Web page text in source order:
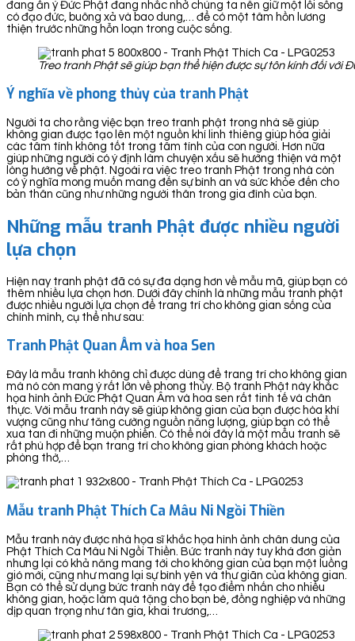
đang ẩn ý Đức Phật đang nhắc nhở chúng ta nên giữ một lối sống
có đạo đức, buông xả và bao dung,… để có một tâm hồn lương
thiện trước những hỗn loạn trong cuộc sống.
Treo tranh Phật sẽ giúp bạn thể hiện được sự tôn kính đối với
Ý nghĩa về phong thủy của tranh Phật
Người ta cho rằng việc bạn treo tranh phật trong nhà sẽ giúp
không gian được tạo lên một nguồn khí linh thiêng giúp hóa giải
các tâm tính không tốt trong tâm tính của con người. Hơn nữa
giúp những người có ý định làm chuyện xấu sẽ hướng thiện và một
lòng hướng về phật. Ngoài ra việc treo tranh Phật trong nhà còn
có ý nghĩa mong muốn mang đến sự bình an và sức khỏe đến cho
bản thân cũng như những người thân trong gia đình của bạn.
Những mẫu tranh Phật được nhiều người
lựa chọn
Hiện nay tranh phật đã có sự đa dạng hơn về mẫu mã, giúp bạn có
thêm nhiều lựa chọn hơn. Dưới đây chính là những mẫu tranh phật
được nhiều người lựa chọn để trang trí cho không gian sống của
chính mình, cụ thể như sau:
Tranh Phật Quan Âm và hoa Sen
Đây là mẫu tranh không chỉ được dùng để trang trí cho không gian
mà nó còn mang ý rất lớn về phong thủy. Bộ tranh Phật này khắc
họa hình ảnh Đức Phật Quan Âm và hoa sen rất tinh tế và chân
thực. Với mẫu tranh này sẽ giúp không gian của bạn được hòa khí
vượng cũng như tăng cường nguồn năng lượng, giúp bạn có thể
xua tan đi những muộn phiền. Có thể nói đây là một mẫu tranh sẽ
rất phù hợp để bạn trang trí cho không gian phòng khách hoặc
phòng thờ,…
Mẫu tranh Phật Thích Ca Mâu Ni Ngồi Thiền
Mẫu tranh này được nhà họa sĩ khắc họa hình ảnh chân dung của
Phật Thích Ca Mâu Ni Ngồi Thiền. Bức tranh này tuy khá đơn giản
nhưng lại có khả năng mang tới cho không gian của bạn một luồng
gió mới, cũng như mang lại sự bình yên và thư giãn của không gian.
Bạn có thể sử dụng bức tranh này để tạo điểm nhấn cho nhiều
không gian, hoặc làm quà tặng cho bạn bè, đồng nghiệp và những
dịp quan trọng như tân gia, khai trương,…